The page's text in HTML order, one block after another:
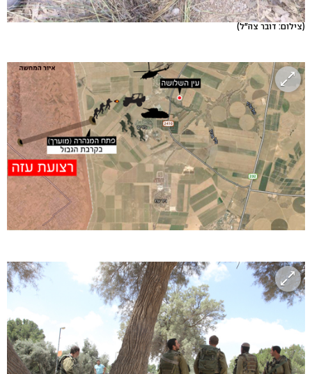
(צילום: דובר צה"ל)